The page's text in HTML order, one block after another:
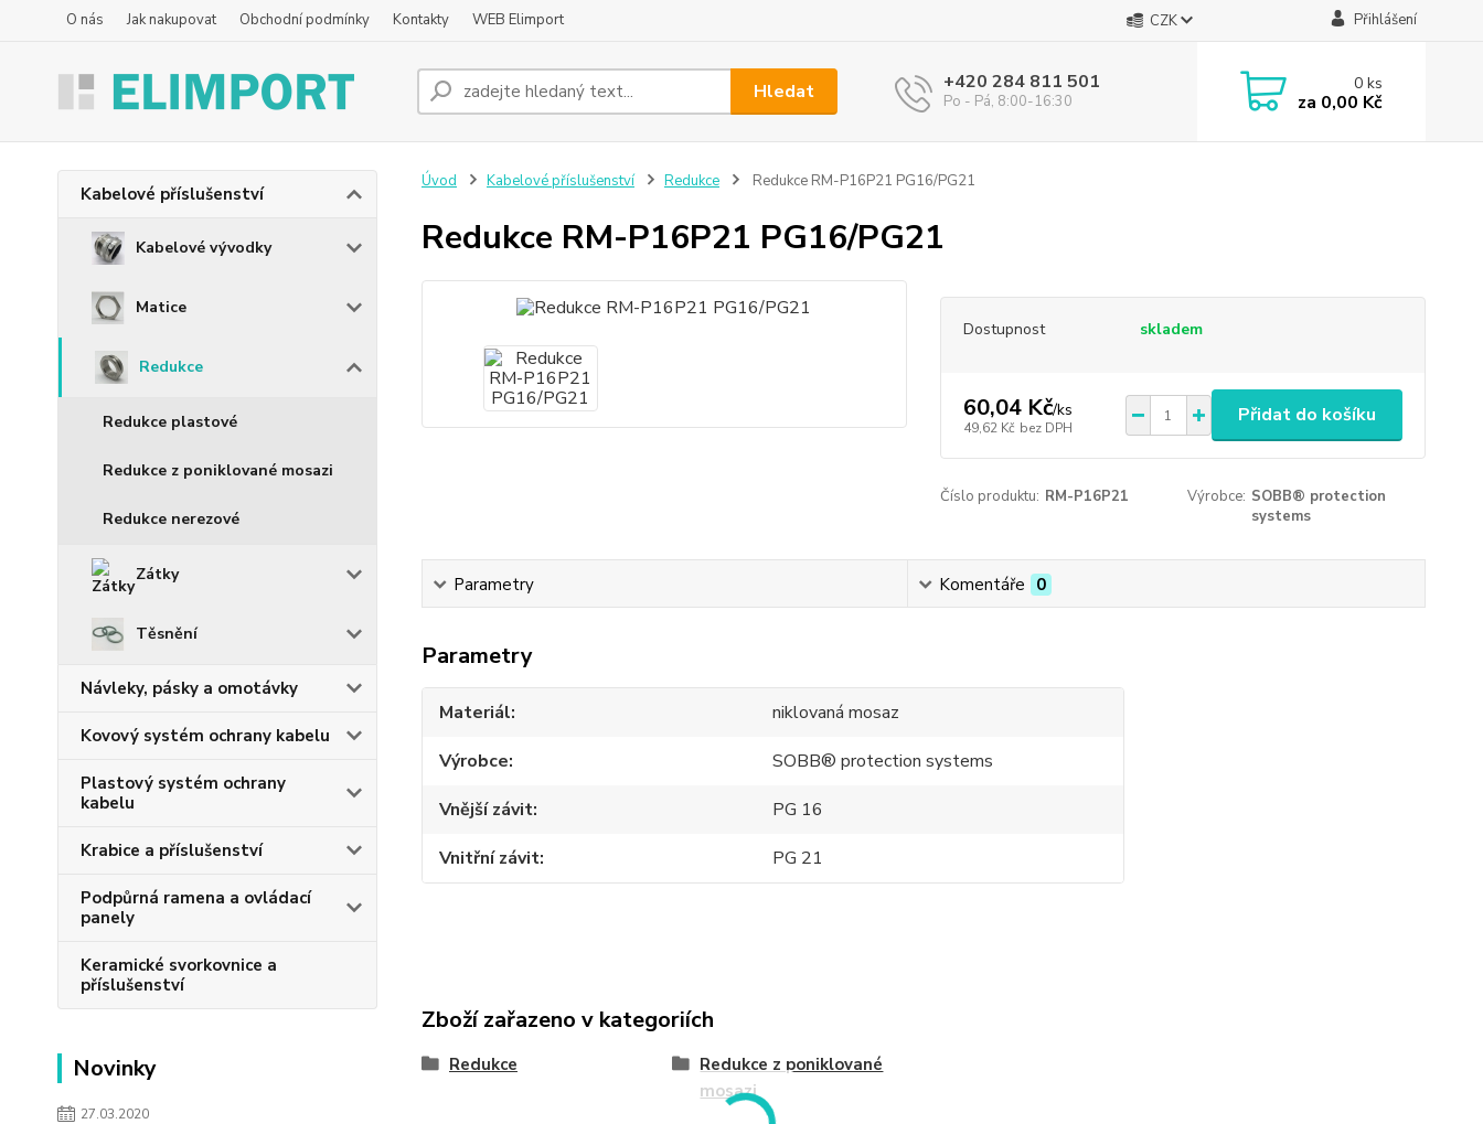
O nás Jak nakupovat Obchodní podmínky Kontakty WEB Elimport CZK Přihlášení
Hledat +420 284 811 501
Po - Pá, 8:00-16:30
0ks
za 0,00 Kč
Kabelové příslušenství
Kabelové vývodky
Matice
Redukce
Redukce plastové
Redukce z poniklované mosazi
Redukce nerezové
Zátky
Těsnění
Návleky, pásky a omotávky
Kovový systém ochrany kabelu
Plastový systém ochrany
kabelu
Krabice a příslušenství
Podpůrná ramena a ovládací
panely
Keramické svorkovnice a
příslušenství
Novinky
27.03.2020
Úvod Kabelové příslušenství Redukce Redukce RM-P16P21 PG16/PG21
Redukce RM-P16P21 PG16/PG21
Dostupnost skladem
60,04 Kč/ks
49,62 Kč bez DPH
Přidat do košíku
Číslo produktu: RM-P16P21 Výrobce: SOBB® protection
systems
Parametry Komentáře 0
Parametry
Materiál
niklovaná mosaz
Výrobce
SOBB® protection systems
Vnější závit
PG 16
Vnitřní závit
PG 21
Zboží zařazeno v kategoriích
Redukce
Redukce z poniklované
mosazi